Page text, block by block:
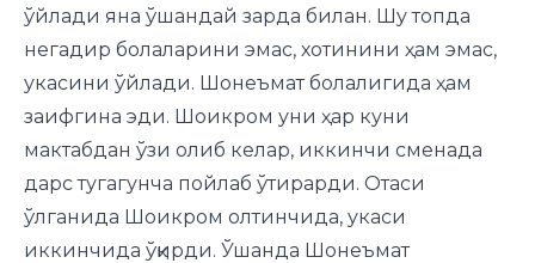
ўйлади яна ўшандай зарда билан. Шу топда
негадир болаларини эмас, хотинини ҳам эмас,
укасини ўйлади. Шонеъмат болалигида ҳам
заифгина эди. Шоикром уни ҳар куни
мактабдан ўзи олиб келар, иккинчи сменада
дарс тугагунча пойлаб ўтирарди. Отаси
ўлганида Шоикром олтинчида, укаси
иккинчида ўқирди. Ўшанда Шонеъмат